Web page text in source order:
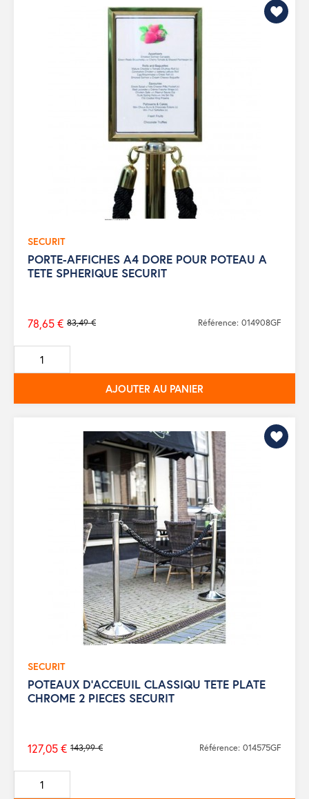
SECURIT
PORTE-AFFICHES A4 DORE POUR POTEAU A
TETE SPHERIQUE SECURIT
Prix
de
base
83,49 €
78,65 € Référence: 014908GF
AJOUTER AU PANIER
SECURIT
POTEAUX D'ACCEUIL CLASSIQU TETE PLATE
CHROME 2 PIECES SECURIT
Prix
de
base
143,99 €
127,05 € Référence: 014575GF